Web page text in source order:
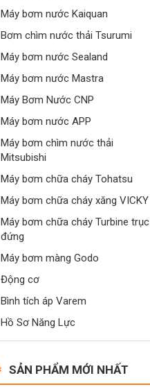
Máy bơm nước Kaiquan
Bơm chìm nước thải Tsurumi
Máy bơm nước Sealand
Máy bơm nước Mastra
Máy Bơm Nước CNP
Máy bơm nước APP
Máy bơm chìm nước thải
Mitsubishi
Máy bơm chữa cháy Tohatsu
Máy bơm chữa cháy xăng VICKY
Máy bơm chữa cháy Turbine trục
đứng
Máy bơm màng Godo
Động cơ
Bình tích áp Varem
Hồ Sơ Năng Lực
SẢN PHẨM MỚI NHẤT